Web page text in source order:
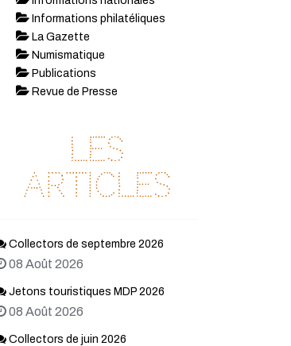
Informations philatéliques
La Gazette
Numismatique
Publications
Revue de Presse
Les
articles
Collectors de septembre 2026
08 Août 2026
Jetons touristiques MDP 2026
08 Août 2026
Collectors de juin 2026